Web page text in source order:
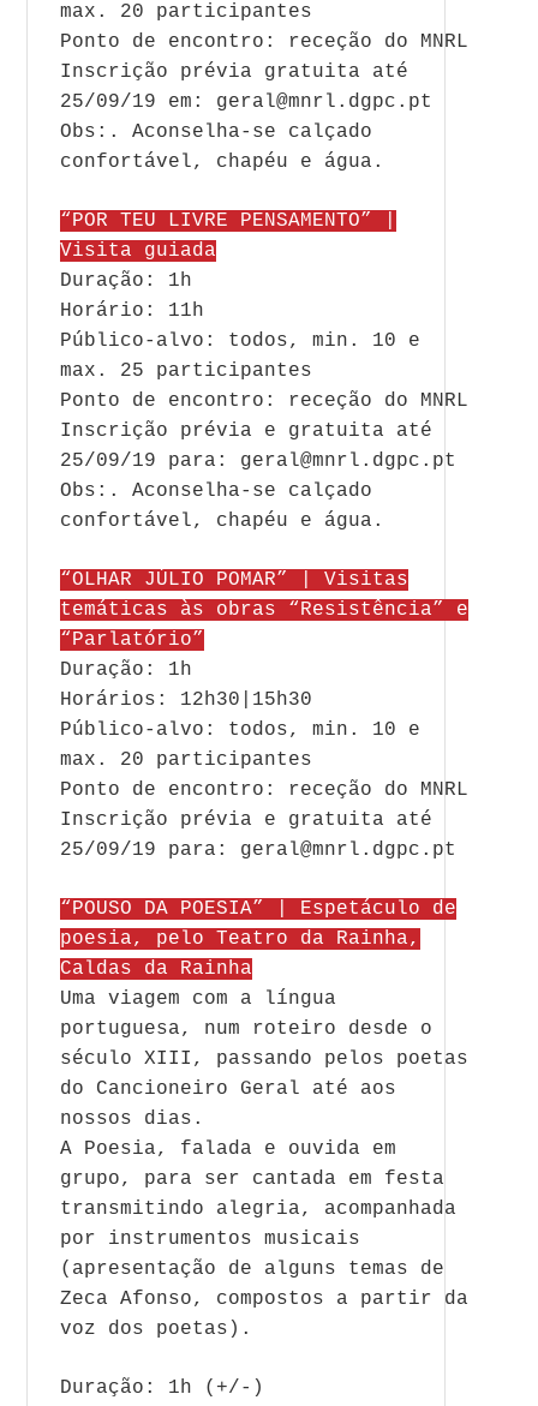
max. 20 participantes
Ponto de encontro: receção do MNRL
Inscrição prévia gratuita até
25/09/19 em: geral@mnrl.dgpc.pt
Obs:. Aconselha-se calçado
confortável, chapéu e água.
“POR TEU LIVRE PENSAMENTO” |
Visita guiada
Duração: 1h
Horário: 11h
Público-alvo: todos, min. 10 e
max. 25 participantes
Ponto de encontro: receção do MNRL
Inscrição prévia e gratuita até
25/09/19 para: geral@mnrl.dgpc.pt
Obs:. Aconselha-se calçado
confortável, chapéu e água.
“OLHAR JÚLIO POMAR” | Visitas
temáticas às obras “Resistência” e
“Parlatório”
Duração: 1h
Horários: 12h30|15h30
Público-alvo: todos, min. 10 e
max. 20 participantes
Ponto de encontro: receção do MNRL
Inscrição prévia e gratuita até
25/09/19 para: geral@mnrl.dgpc.pt
“POUSO DA POESIA” | Espetáculo de
poesia, pelo Teatro da Rainha,
Caldas da Rainha
Uma viagem com a língua
portuguesa, num roteiro desde o
século XIII, passando pelos poetas
do Cancioneiro Geral até aos
nossos dias.
A Poesia, falada e ouvida em
grupo, para ser cantada em festa
transmitindo alegria, acompanhada
por instrumentos musicais
(apresentação de alguns temas de
Zeca Afonso, compostos a partir da
voz dos poetas).
Duração: 1h (+/-)